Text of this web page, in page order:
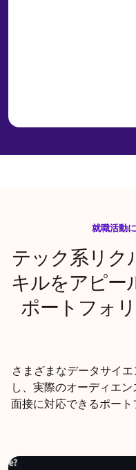
就職活動
テック系リク
キルをアピー
ポートフォ
さまざまなデータサイ
し、実際のオーディエン
面接に対応できるポー